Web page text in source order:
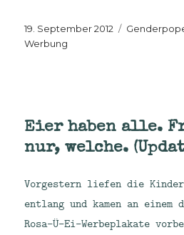
Veröffentlicht
am
19. September 2012 Kategorien
Werbung
Eier haben alle.
nur, welche.
Vorgestern liefen die
entlang und kamen an
Rosa-Ü-Ei-Werbeplakate